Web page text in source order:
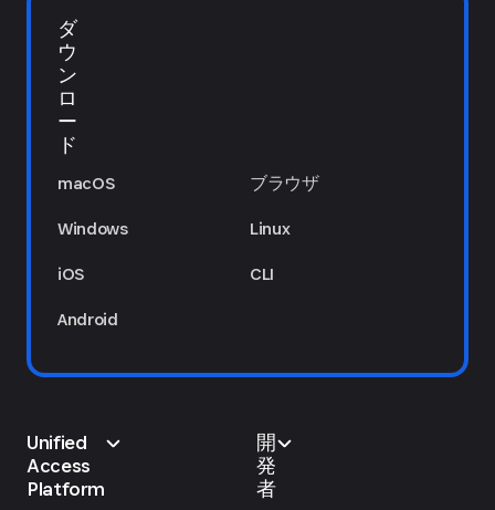
ダ
ウ
ン
ロ
ー
ド
macOS
Windows
iOS
Android
ブラウザ
Linux
CLI
Unified
Access
Platform
開
発
者